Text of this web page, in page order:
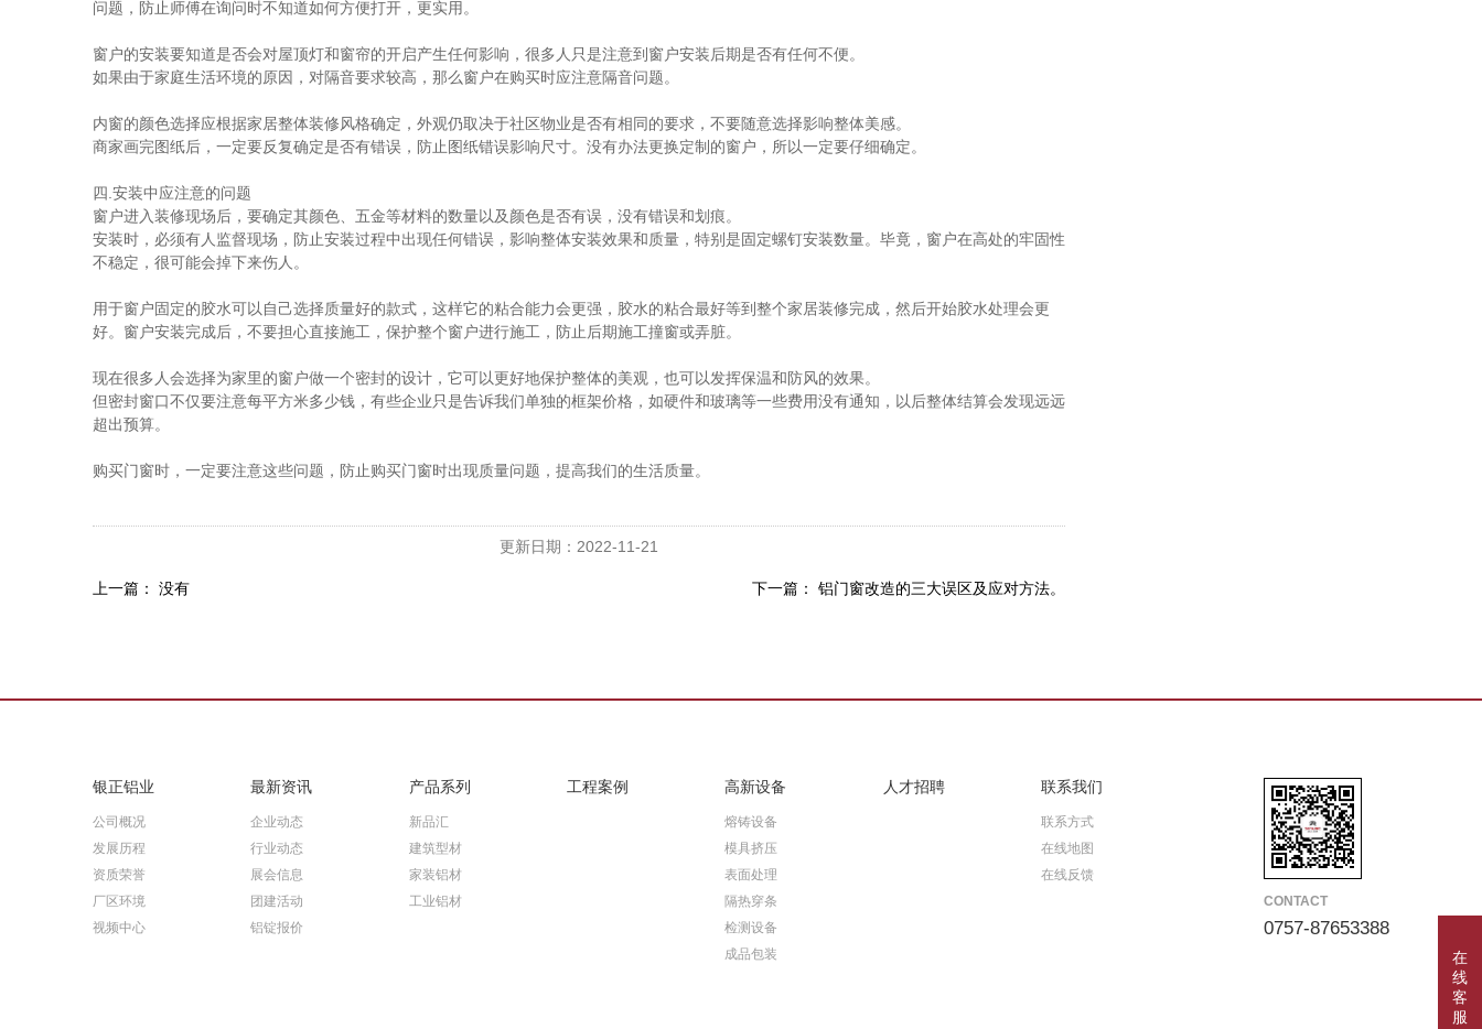
问题，防止师傅在询问时不知道如何方便打开，更实用。
窗户的安装要知道是否会对屋顶灯和窗帘的开启产生任何影响，很多人只是注意到窗户安装后期是否有任何不便。
如果由于家庭生活环境的原因，对隔音要求较高，那么窗户在购买时应注意隔音问题。
内窗的颜色选择应根据家居整体装修风格确定，外观仍取决于社区物业是否有相同的要求，不要随意选择影响整体美感。
商家画完图纸后，一定要反复确定是否有错误，防止图纸错误影响尺寸。没有办法更换定制的窗户，所以一定要仔细确定。
四.安装中应注意的问题
窗户进入装修现场后，要确定其颜色、五金等材料的数量以及颜色是否有误，没有错误和划痕。
安装时，必须有人监督现场，防止安装过程中出现任何错误，影响整体安装效果和质量，特别是固定螺钉安装数量。毕竟，窗户在高处的牢固性
不稳定，很可能会掉下来伤人。
用于窗户固定的胶水可以自己选择质量好的款式，这样它的粘合能力会更强，胶水的粘合最好等到整个家居装修完成，然后开始胶水处理会更
好。窗户安装完成后，不要担心直接施工，保护整个窗户进行施工，防止后期施工撞窗或弄脏。
现在很多人会选择为家里的窗户做一个密封的设计，它可以更好地保护整体的美观，也可以发挥保温和防风的效果。
但密封窗口不仅要注意每平方米多少钱，有些企业只是告诉我们单独的框架价格，如硬件和玻璃等一些费用没有通知，以后整体结算会发现远远
超出预算。
购买门窗时，一定要注意这些问题，防止购买门窗时出现质量问题，提高我们的生活质量。
更新日期：2022-11-21
上一篇： 没有 下一篇： 铝门窗改造的三大误区及应对方法。
银正铝业
公司概况
发展历程
资质荣誉
厂区环境
视频中心
最新资讯
企业动态
行业动态
展会信息
团建活动
铝锭报价
产品系列
新品汇
建筑型材
家装铝材
工业铝材
工程案例 高新设备
熔铸设备
模具挤压
表面处理
隔热穿条
检测设备
成品包装
人才招聘 联系我们
联系方式
在线地图
在线反馈
CONTACT
0757-87653388
在
线
客
服